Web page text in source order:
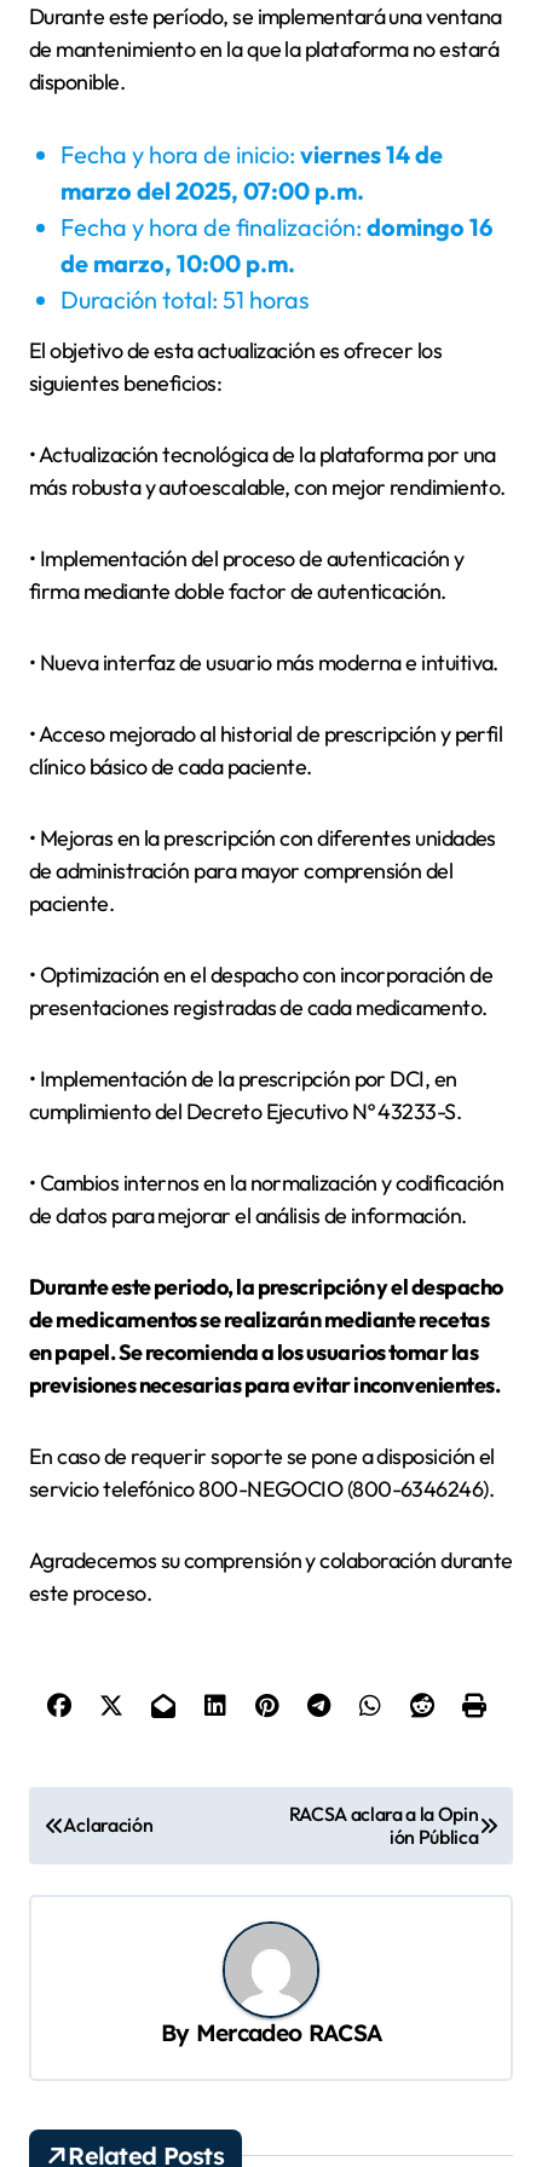
Durante este período, se implementará una ventana
de mantenimiento en la que la plataforma no estará
disponible.
Fecha y hora de inicio: viernes 14 de
marzo del 2025, 07:00 p.m.
Fecha y hora de finalización: domingo 16
de marzo, 10:00 p.m.
Duración total: 51 horas
El objetivo de esta actualización es ofrecer los
siguientes beneficios:
• Actualización tecnológica de la plataforma por una
más robusta y autoescalable, con mejor rendimiento.
• Implementación del proceso de autenticación y
firma mediante doble factor de autenticación.
• Nueva interfaz de usuario más moderna e intuitiva.
• Acceso mejorado al historial de prescripción y perfil
clínico básico de cada paciente.
• Mejoras en la prescripción con diferentes unidades
de administración para mayor comprensión del
paciente.
• Optimización en el despacho con incorporación de
presentaciones registradas de cada medicamento.
• Implementación de la prescripción por DCI, en
cumplimiento del Decreto Ejecutivo Nº 43233-S.
• Cambios internos en la normalización y codificación
de datos para mejorar el análisis de información.
Durante este periodo, la prescripción y el despacho
de medicamentos se realizarán mediante recetas
en papel. Se recomienda a los usuarios tomar las
previsiones necesarias para evitar inconvenientes.
En caso de requerir soporte se pone a disposición el
servicio telefónico 800-NEGOCIO (800-6346246).
Agradecemos su comprensión y colaboración durante
este proceso.
v
i
ó
Aclaración
RACSA aclara a la Opin
ión Pública
By Mercadeo RACSA
Related Posts